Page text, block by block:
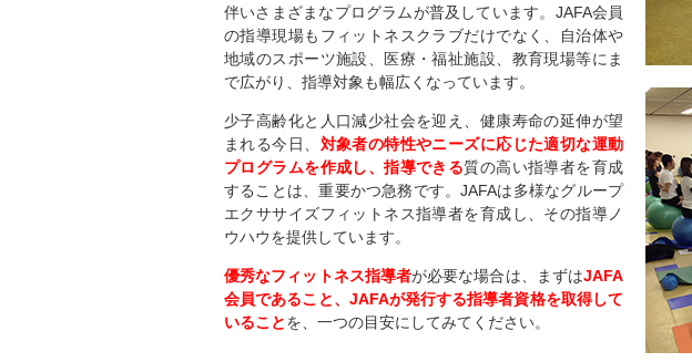
伴いさまざまなプログラムが普及しています。 JAFA会員
の指導現場もフィットネスクラブだけでなく、自治体や
地域のスポーツ施設、医療・福祉施設、教育現場等にま
で広がり、指導対象も幅広くなっています。
少子高齢化と人口減少社会を迎え、健康寿命の延伸が望
まれる今日、 対象者の特性やニーズに応じた適切な運動
プログラムを作成し、指導できる質の高い指導者を育成
することは、重要かつ急務です。JAFAは多様なグループ
エクササイズフィットネス指導者を育成し、その指導ノ
ウハウを提供しています。
優秀なフィットネス指導者が必要な場合は、まずはJAFA
会員であること、 JAFAが発行する指導者資格を取得して
いることを、一つの目安にしてみてください。